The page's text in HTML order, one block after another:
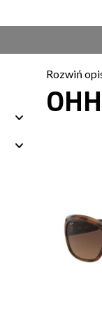
Rozwiń
OHH